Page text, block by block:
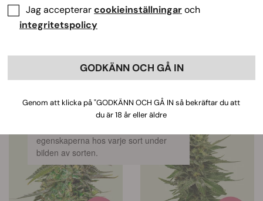
finns exklusivt i 3-pack.
Sortera efter Filtrera
När du klickar på den här länken så
egenskaperna hos varje sort under
bilden av sorten.
-30%
Jag accepterarcookieinställningaroch
integritetspolicy
GODKÄNN OCH GÅ IN
Genom att klicka på "GODKÄNN OCH GÅ IN så bekräftar du att
du är 18 år eller äldre